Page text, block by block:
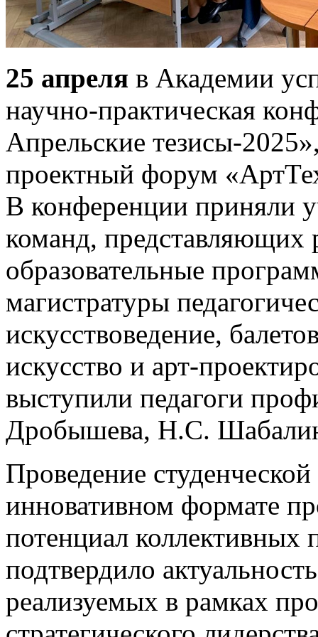
25 апреля в Академии
научно-практическая
Апрельские тезисы-
проектный форум
В конференции приняли
команд, представляющих
образовательные
магистратуры
искусствоведение,
искусство и арт-
выступили педагоги
Дробышева, Н.С.
Проведение
инновативном формате
потенциал коллективных
подтвердило
реализуемых в рамках